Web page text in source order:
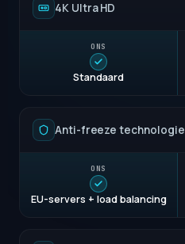
4K Ultra HD
Standaard
Anti-freeze technologie
EU-servers + load balancing